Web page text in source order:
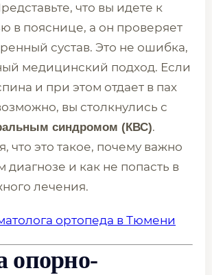
что вы идете к
в пояснице, а он проверяет
сустав. Это не ошибка,
медицинский подход. Если
и при этом отдает в пах
вы столкнулись с
синдромом (КВС).
что это такое, почему важно
диагнозе и как не попасть в
лечения.
ортопеда в Тюмени
опорно-